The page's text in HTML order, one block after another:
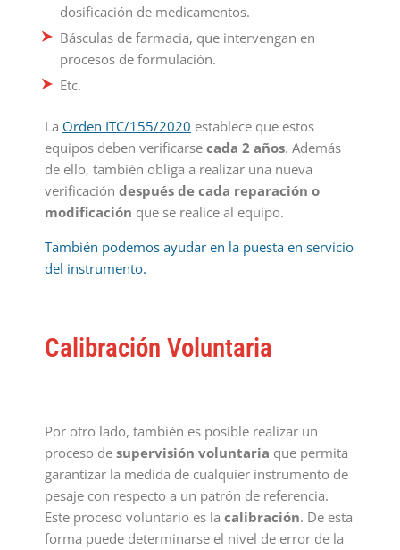
dosificación de medicamentos.
Básculas de farmacia, que intervengan en
procesos de formulación.
Etc.
La Orden ITC/155/2020 establece que estos
equipos deben verificarse cada 2 años. Además
de ello, también obliga a realizar una nueva
verificación después de cada reparación o
modificación que se realice al equipo.
También podemos ayudar en la puesta en servicio
del instrumento.
Calibración Voluntaria
Por otro lado, también es posible realizar un
proceso de supervisión voluntaria que permita
garantizar la medida de cualquier instrumento de
pesaje con respecto a un patrón de referencia.
Este proceso voluntario es la calibración. De esta
forma puede determinarse el nivel de error de la